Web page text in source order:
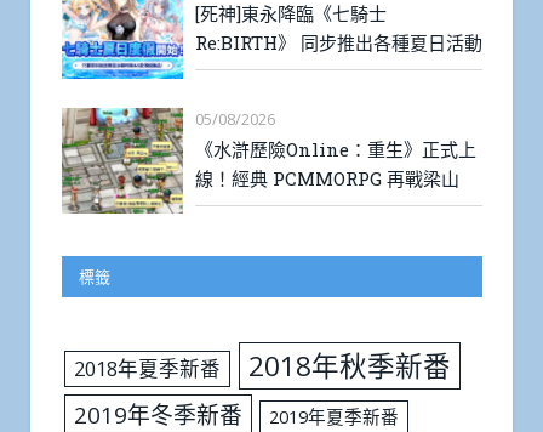
[死神]東永降臨《七騎士
Re:BIRTH》 同步推出各種夏日活動
05/08/2026
《水滸歷險Online：重生》正式上
線！經典 PCMMORPG 再戰梁山
標籤
2018年夏季新番 2018年秋季新番
2019年冬季新番
2019年夏季新番